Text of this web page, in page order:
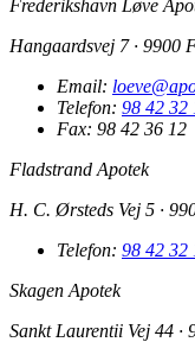
Frederikshavn Løve
Hangaardsvej 7 · 9900
Email:
Telefon: 98 42 32
Fax: 98 42 36 12
Fladstrand Apotek
H. C. Ørsteds Vej 5 ·
Telefon: 98 42 32
Skagen Apotek
Sankt Laurentii Vej 44 ·